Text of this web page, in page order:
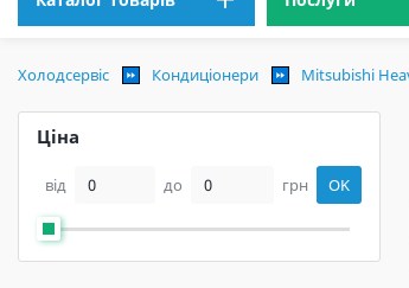
Холодсервіс Кондиціонери Mitsubishi
Ціна
від до грн OK